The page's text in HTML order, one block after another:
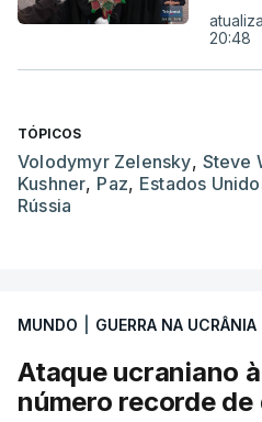
20:48
TÓPICOS
Volodymyr Zelensky, Steve
Kushner, Paz, Estados
Rússia
MUNDO GUERRA NA UCRÂNIA
Ataque ucraniano
número recorde de